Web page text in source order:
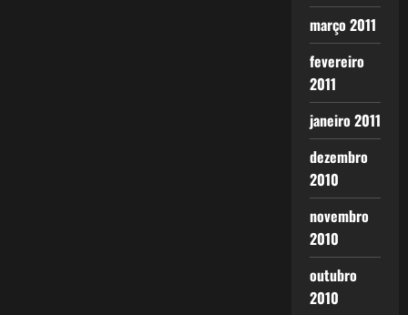
março 2011
fevereiro
2011
janeiro 2011
dezembro
2010
novembro
2010
outubro
2010